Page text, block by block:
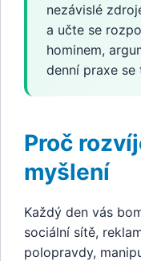
nezávislé
a učte se
hominem,
denní praxe
Proč
myšlení
Každý den vás
sociální sítě,
polopravdy,